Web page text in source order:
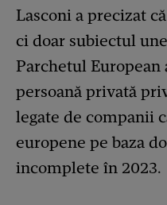
Lasconi a precizat
ci doar subiectul
Parchetul European
persoană privată
legate de companii
europene pe baza
incomplete în 2023.